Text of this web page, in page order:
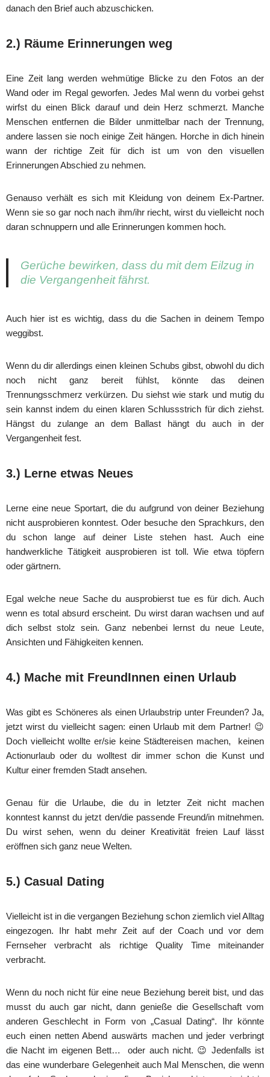
danach den Brief auch abzuschicken.
2.) Räume Erinnerungen weg
Eine Zeit lang werden wehmütige Blicke zu den Fotos an der
Wand oder im Regal geworfen. Jedes Mal wenn du vorbei gehst
wirfst du einen Blick darauf und dein Herz schmerzt. Manche
Menschen entfernen die Bilder unmittelbar nach der Trennung,
andere lassen sie noch einige Zeit hängen. Horche in dich hinein
wann der richtige Zeit für dich ist um von den visuellen
Erinnerungen Abschied zu nehmen.
Genauso verhält es sich mit Kleidung von deinem Ex-Partner.
Wenn sie so gar noch nach ihm/ihr riecht, wirst du vielleicht noch
daran schnuppern und alle Erinnerungen kommen hoch.
Gerüche bewirken, dass du mit dem Eilzug in
die Vergangenheit fährst.
Auch hier ist es wichtig, dass du die Sachen in deinem Tempo
weggibst.
Wenn du dir allerdings einen kleinen Schubs gibst, obwohl du dich
noch nicht ganz bereit fühlst, könnte das deinen
Trennungsschmerz verkürzen. Du siehst wie stark und mutig du
sein kannst indem du einen klaren Schlussstrich für dich ziehst.
Hängst du zulange an dem Ballast hängt du auch in der
Vergangenheit fest.
3.) Lerne etwas Neues
Lerne eine neue Sportart, die du aufgrund von deiner Beziehung
nicht ausprobieren konntest. Oder besuche den Sprachkurs, den
du schon lange auf deiner Liste stehen hast. Auch eine
handwerkliche Tätigkeit ausprobieren ist toll. Wie etwa töpfern
oder gärtnern.
Egal welche neue Sache du ausprobierst tue es für dich. Auch
wenn es total absurd erscheint. Du wirst daran wachsen und auf
dich selbst stolz sein. Ganz nebenbei lernst du neue Leute,
Ansichten und Fähigkeiten kennen.
4.) Mache mit FreundInnen einen Urlaub
Was gibt es Schöneres als einen Urlaubstrip unter Freunden? Ja,
jetzt wirst du vielleicht sagen: einen Urlaub mit dem Partner! 😉
Doch vielleicht wollte er/sie keine Städtereisen machen, keinen
Actionurlaub oder du wolltest dir immer schon die Kunst und
Kultur einer fremden Stadt ansehen.
Genau für die Urlaube, die du in letzter Zeit nicht machen
konntest kannst du jetzt den/die passende Freund/in mitnehmen.
Du wirst sehen, wenn du deiner Kreativität freien Lauf lässt
eröffnen sich ganz neue Welten.
5.) Casual Dating
Vielleicht ist in die vergangen Beziehung schon ziemlich viel Alltag
eingezogen. Ihr habt mehr Zeit auf der Coach und vor dem
Fernseher verbracht als richtige Quality Time miteinander
verbracht.
Wenn du noch nicht für eine neue Beziehung bereit bist, und das
musst du auch gar nicht, dann genieße die Gesellschaft vom
anderen Geschlecht in Form von „Casual Dating“. Ihr könnte
euch einen netten Abend auswärts machen und jeder verbringt
die Nacht im eigenen Bett… oder auch nicht. 😉 Jedenfalls ist
das eine wunderbare Gelegenheit auch Mal Menschen, die wenn